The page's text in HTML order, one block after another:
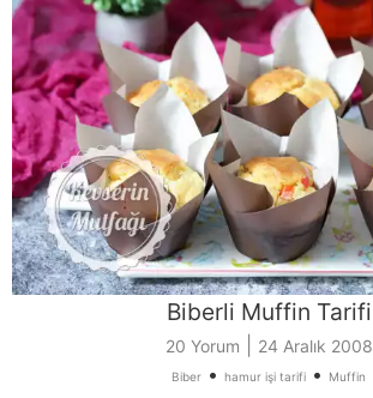
Biberli Muffin Tarifi
20 Yorum 24 Aralık 2008
Biber • hamur işi tarifi • Muffin